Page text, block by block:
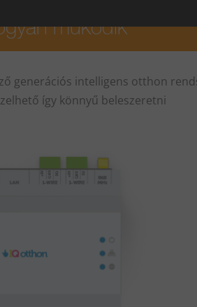
működik
generációs intelligens otthon
így könnyű beleszeretni